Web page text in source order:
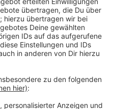
Ihre
zu laden!
Service eines